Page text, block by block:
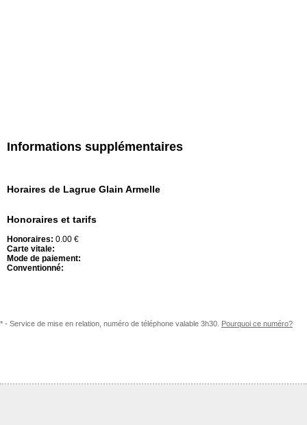
Informations supplémentaires
Horaires de Lagrue Glain Armelle
Honoraires et tarifs
Honoraires: 0.00 €
Carte vitale:
Mode de paiement:
Conventionné:
* - Service de mise en relation, numéro de téléphone valable 3h30. Pourquoi ce numéro?